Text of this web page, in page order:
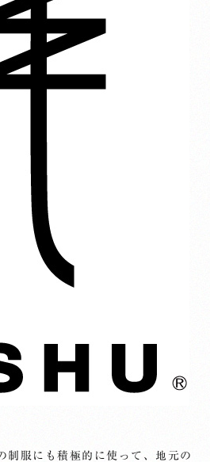
制服にも積極的に使って、地元の